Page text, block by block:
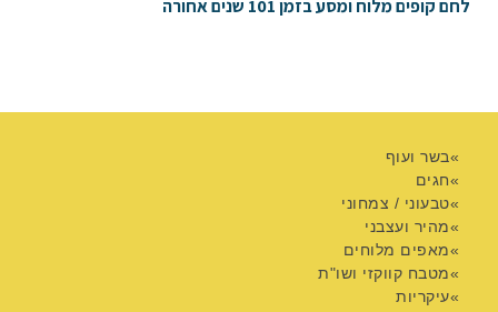
לחם קופים מלוח ומסע בזמן 101 שנים אחורה
בשר ועוף
חגים
טבעוני / צמחוני
מהיר ועצבני
מאפים מלוחים
מטבח קווקזי ושו"ת
עיקריות